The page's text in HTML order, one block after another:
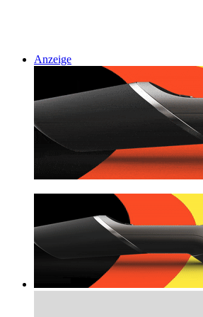
Anzeige